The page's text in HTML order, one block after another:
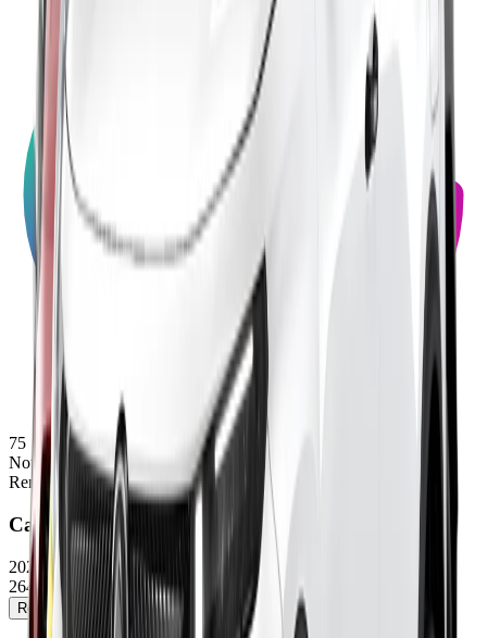
75
Note
Renault
Captur
2025/2026
26400 - 29300 €
Réserver un essai Voir la fiche détaillée →